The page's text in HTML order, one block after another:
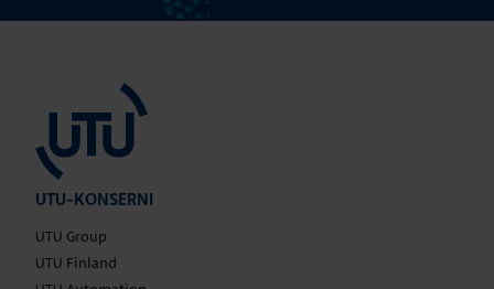
UTU-KONSERNI
UTU Group
UTU Finland